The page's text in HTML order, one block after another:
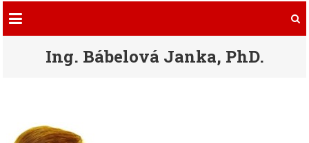
Ing. Bábelová Janka, PhD.